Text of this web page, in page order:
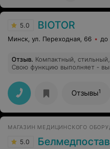
5.0 BIOTOR
Минск, ул. Переходная, 66 до
Отзыв. Компактный,
Свою функцию выполняет -
Отзывы1
МАГАЗИН МЕДИЦИНСКОГО
5.0